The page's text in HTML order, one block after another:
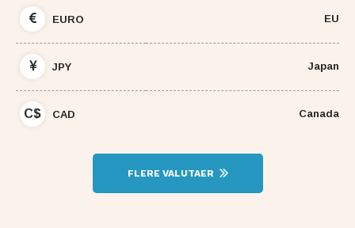
EURO EU
JPY Japan
C$ CAD Canada
FLERE VALUTAER